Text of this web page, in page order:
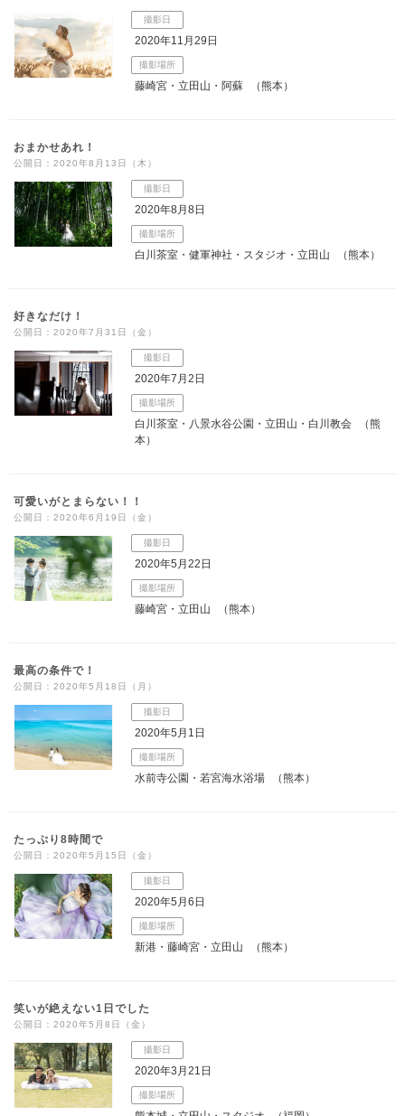
撮影日
2020年11月29日
撮影場所
藤崎宮・立田山・阿蘇 （熊本）
おまかせあれ！
公開日：2020年8月13日（木）
撮影日
2020年8月8日
撮影場所
白川茶室・健軍神社・スタジオ・立田山 （熊本）
好きなだけ！
公開日：2020年7月31日（金）
撮影日
2020年7月2日
撮影場所
白川茶室・八景水谷公園・立田山・白川教会
（熊
本）
可愛いがとまらない！！
公開日：2020年6月19日（金）
撮影日
2020年5月22日
撮影場所
藤崎宮・立田山 （熊本）
最高の条件で！
公開日：2020年5月18日（月）
撮影日
2020年5月1日
撮影場所
水前寺公園・若宮海水浴場 （熊本）
たっぷり8時間で
公開日：2020年5月15日（金）
撮影日
2020年5月6日
撮影場所
新港・藤崎宮・立田山 （熊本）
笑いが絶えない1日でした
公開日：2020年5月8日（金）
撮影日
2020年3月21日
撮影場所